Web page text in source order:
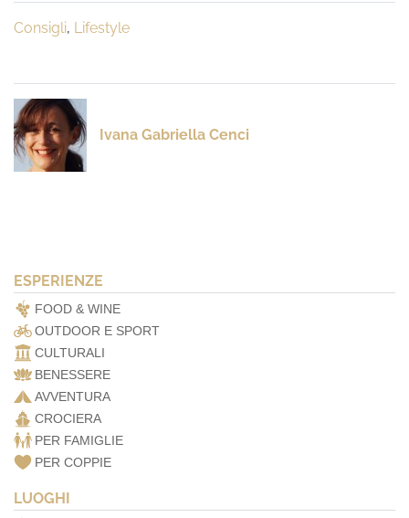
Consigli, Lifestyle
Ivana Gabriella Cenci
ESPERIENZE
FOOD & WINE
OUTDOOR E SPORT
CULTURALI
BENESSERE
AVVENTURA
CROCIERA
PER FAMIGLIE
PER COPPIE
LUOGHI